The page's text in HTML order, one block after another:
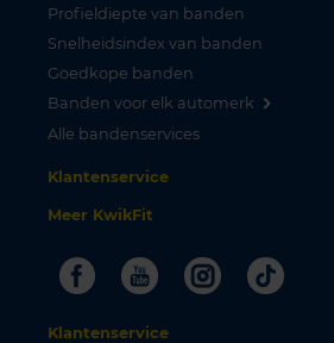
Profieldiepte van banden
Snelheidsindex van banden
Goedkope banden
Banden voor elk automerk
Alle bandenservices
Klantenservice
Meer KwikFit
FacebookYoutubeInstagram
Tiktok
Klantenservice